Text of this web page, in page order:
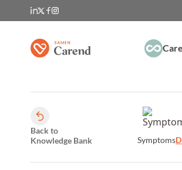
Back to
Knowledge Bank
Symptoms